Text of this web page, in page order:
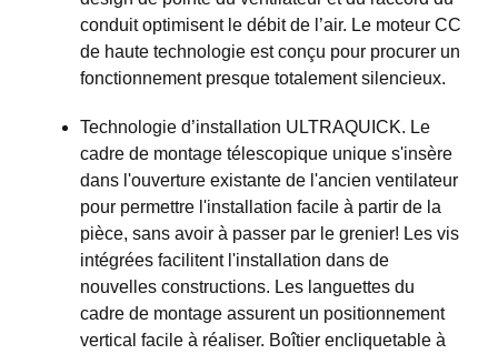
conduit optimisent le débit de l’air. Le moteur CC
de haute technologie est conçu pour procurer un
fonctionnement presque totalement silencieux.
Technologie d’installation ULTRAQUICK. Le
cadre de montage télescopique unique s'insère
dans l'ouverture existante de l'ancien ventilateur
pour permettre l'installation facile à partir de la
pièce, sans avoir à passer par le grenier! Les vis
intégrées facilitent l'installation dans de
nouvelles constructions. Les languettes du
cadre de montage assurent un positionnement
vertical facile à réaliser. Boîtier encliquetable à